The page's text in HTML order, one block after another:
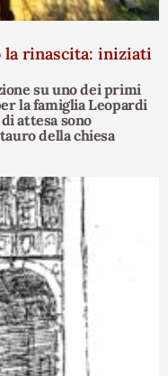
la rinascita: iniziati
su uno dei primi
la famiglia Leopardi
attesa sono
della chiesa